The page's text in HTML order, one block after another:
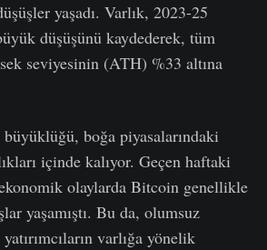
yaşadı. Varlık, 2023-25
düşüşünü kaydederek, tüm
seviyesinin (ATH) %33 altına
boğa piyasalarındaki
içinde kalıyor. Geçen haftaki
olaylarda Bitcoin genellikle
yaşamıştı. Bu da, olumsuz
varlığa yönelik